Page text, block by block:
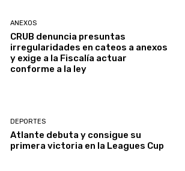
ANEXOS
CRUB denuncia presuntas
irregularidades en cateos a anexos
y exige a la Fiscalía actuar
conforme a la ley
DEPORTES
Atlante debuta y consigue su
primera victoria en la Leagues Cup